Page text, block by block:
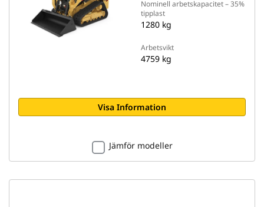
Nominell arbetskapacitet – 35%
tipplast
1280 kg
Arbetsvikt
4759 kg
Visa Information
Jämför modeller